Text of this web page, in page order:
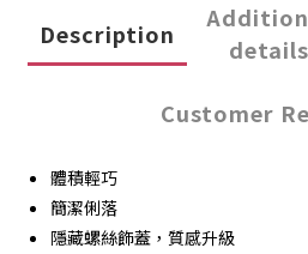
Description
details
Customer
體積輕巧
簡潔俐落
隱藏螺絲飾蓋，質感升級